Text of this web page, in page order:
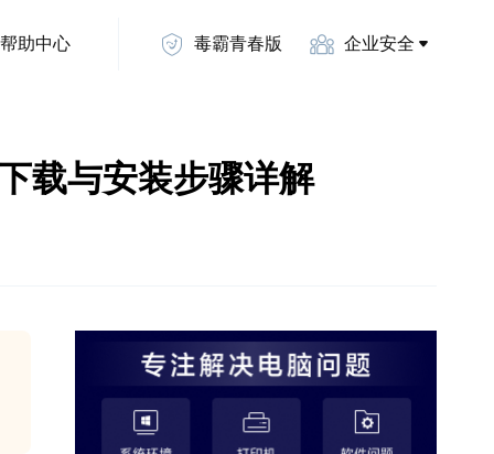
帮助中心 毒霸青春版 企业安全
载与安装步骤详解